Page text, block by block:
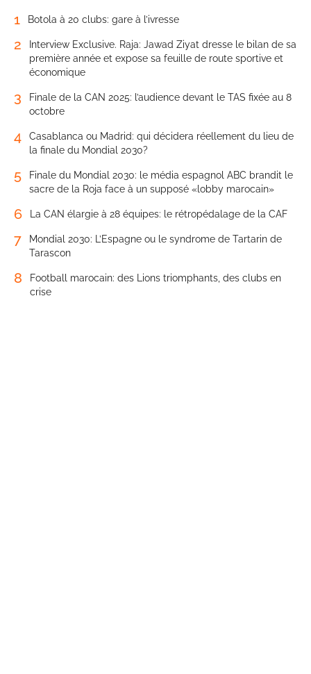
1 Botola à 20 clubs: gare à l’ivresse
2
Interview Exclusive. Raja: Jawad Ziyat dresse le bilan de sa
première année et expose sa feuille de route sportive et
économique
3
Finale de la CAN 2025: l’audience devant le TAS fixée au 8
octobre
4
Casablanca ou Madrid: qui décidera réellement du lieu de
la finale du Mondial 2030?
5
Finale du Mondial 2030: le média espagnol ABC brandit le
sacre de la Roja face à un supposé «lobby marocain»
6 La CAN élargie à 28 équipes: le rétropédalage de la CAF
7
Mondial 2030: L’Espagne ou le syndrome de Tartarin de
Tarascon
8
Football marocain: des Lions triomphants, des clubs en
crise